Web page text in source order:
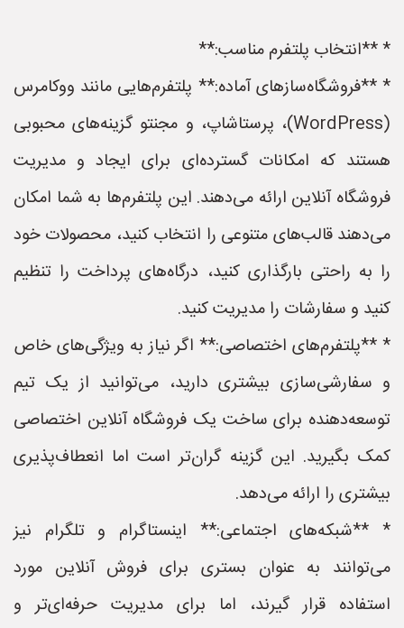
* **انتخاب پلتفرم مناسب:**
* **فروشگاه‌سازهای آماده:** پلتفرم‌هایی مانند ووکامرس
(WordPress)، پرستاشاپ، و مجنتو گزینه‌های محبوبی
هستند که امکانات گسترده‌ای برای ایجاد و مدیریت
فروشگاه آنلاین ارائه می‌دهند. این پلتفرم‌ها به شما امکان
می‌دهند قالب‌های متنوعی را انتخاب کنید، محصولات خود
را به راحتی بارگذاری کنید، درگاه‌های پرداخت را تنظیم
کنید و سفارشات را مدیریت کنید.
* **پلتفرم‌های اختصاصی:** اگر نیاز به ویژگی‌های خاص
و سفارشی‌سازی بیشتری دارید، می‌توانید از یک تیم
توسعه‌دهنده برای ساخت یک فروشگاه آنلاین اختصاصی
کمک بگیرید. این گزینه گران‌تر است اما انعطاف‌پذیری
بیشتری را ارائه می‌دهد.
* **شبکه‌های اجتماعی:** اینستاگرام و تلگرام نیز
می‌توانند به عنوان بستری برای فروش آنلاین مورد
استفاده قرار گیرند، اما برای مدیریت حرفه‌ای‌تر و